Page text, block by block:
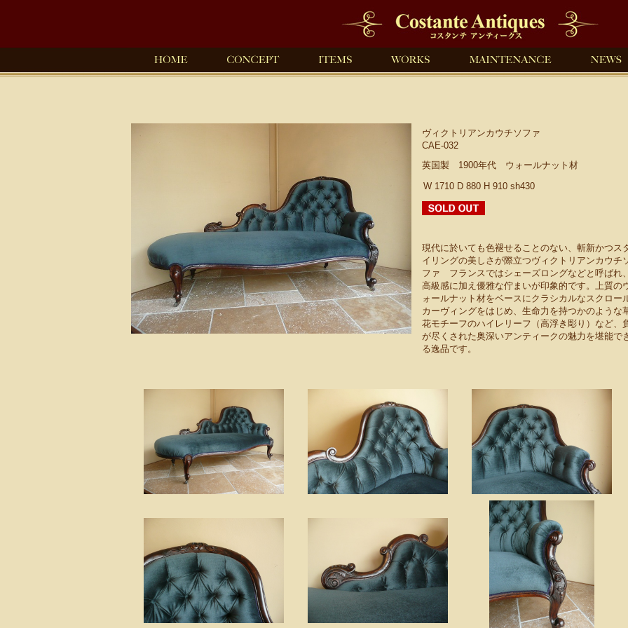
ヴィクトリアンカウチソファ
CAE-032
英国製 1900年代 ウォールナット材
W 1710 D 880 H 910 sh430
現代に於いても色褪せることのない、斬新かつス
イリングの美しさが際立つヴィクトリアンカウチ
ファ フランスではシェーズロングなどと呼ばれ
高級感に加え優雅な佇まいが印象的です。上質の
ォールナット材をベースにクラシカルなスクロー
カーヴィングをはじめ、生命力を持つかのような
花モチーフのハイレリーフ（高浮き彫り）など、
が尽くされた奥深いアンティークの魅力を堪能で
る逸品です。